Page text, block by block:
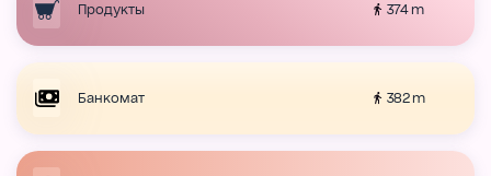
Продукты 374 m
Банкомат 382 m